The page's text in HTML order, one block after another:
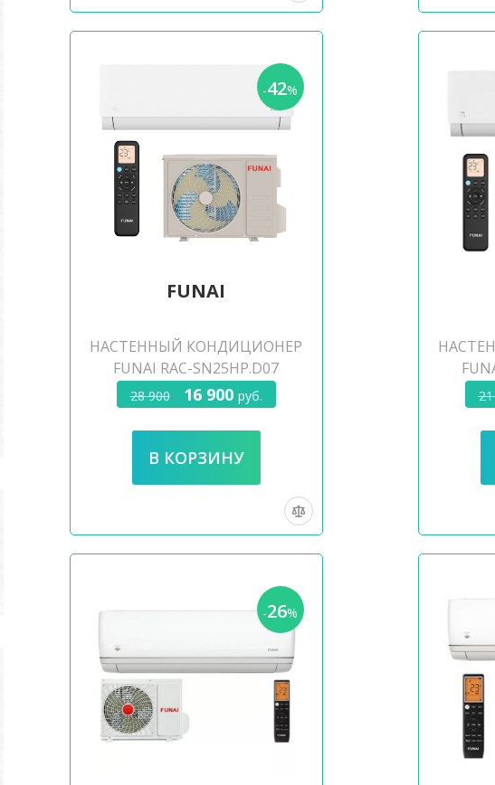
-42%
FUNAI
НАСТЕННЫЙ КОНДИЦИОНЕР
FUNAI RAC-SN25HP.D07
28 900 16 900 руб.
-26%